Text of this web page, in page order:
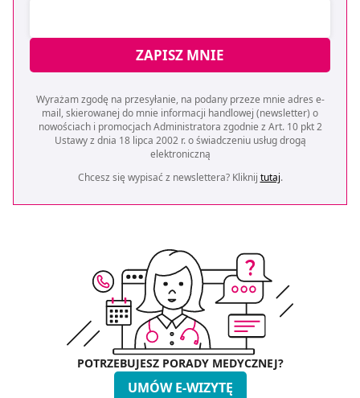
ZAPISZ MNIE
Wyrażam zgodę na przesyłanie, na podany przeze mnie adres e-
mail, skierowanej do mnie informacji handlowej (newsletter) o
nowościach i promocjach Administratora zgodnie z Art. 10 pkt 2
Ustawy z dnia 18 lipca 2002 r. o świadczeniu usług drogą
elektroniczną
Chcesz się wypisać z newslettera? Kliknij tutaj.
POTRZEBUJESZ PORADY MEDYCZNEJ?
UMÓW E-WIZYTĘ